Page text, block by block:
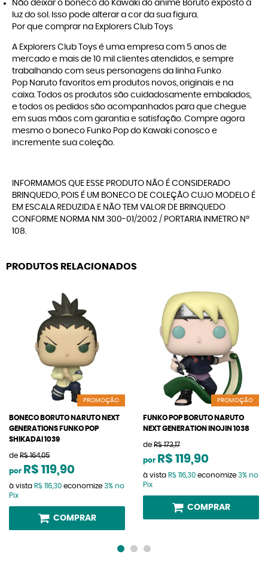
Não deixar o boneco do Kawaki do anime Boruto exposto à
luz do sol. Isso pode alterar a cor da sua figura.
Por que comprar na Explorers Club Toys
A Explorers Club Toys é uma empresa com 5 anos de
mercado e mais de 10 mil clientes atendidos, e sempre
trabalhando com seus personagens da linha Funko
Pop Naruto favoritos em produtos novos, originais e na
caixa. Todos os produtos são cuidadosamente embalados,
e todos os pedidos são acompanhados para que chegue
em suas mãos com garantia e satisfação. Compre agora
mesmo o boneco Funko Pop do Kawaki conosco e
incremente sua coleção.
INFORMAMOS QUE ESSE PRODUTO NÃO É CONSIDERADO
BRINQUEDO, POIS É UM BONECO DE COLEÇÃO CUJO MODELO É
EM ESCALA REDUZIDA E NÃO TEM VALOR DE BRINQUEDO
CONFORME NORMA NM 300-01/2002 / PORTARIA INMETRO Nº
108.
PRODUTOS RELACIONADOS
PROMOÇÃO
BONECO BORUTO NARUTO NEXT
GENERATIONS FUNKO POP
SHIKADAI 1039
de R$ 164,05
por R$ 119,90
à vista R$ 116,30 economize 3% no
Pix
COMPRAR
PROMOÇÃO
FUNKO POP BORUTO NARUTO
NEXT GENERATION INOJIN 1038
de R$ 173,17
por R$ 119,90
à vista R$ 116,30 economize 3% no
Pix
COMPRAR